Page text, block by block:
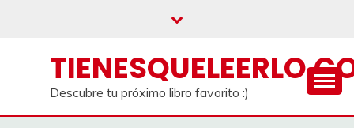
Descubre tu próximo libro favorito :)